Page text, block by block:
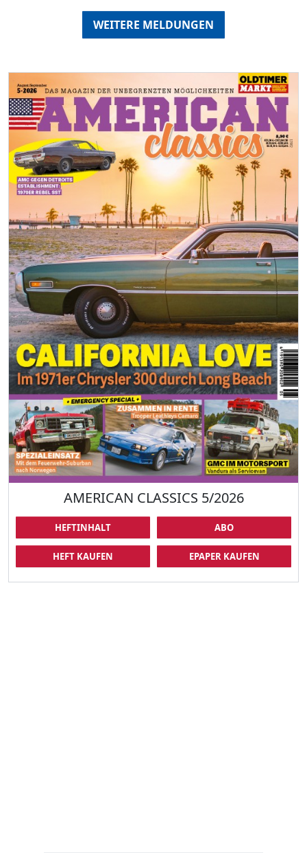
WEITERE MELDUNGEN
AMERICAN CLASSICS 5/2026
HEFTINHALT ABO
HEFT KAUFEN EPAPER KAUFEN